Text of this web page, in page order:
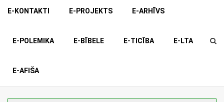
E-KONTAKTI E-PROJEKTS E-ARHĪVS
E-POLEMIKA E-BĪBELE E-TICĪBA E-LTA
E-AFIŠA